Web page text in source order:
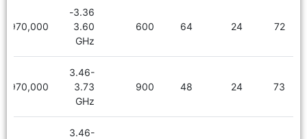
72
24
64
600
3.36-
3.60
GHz
2,970,000
73
24
48
900
3.46-
3.73
GHz
2,970,000
3.46-